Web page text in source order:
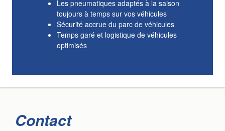
Les pneumatiques adaptés à la saison
toujours à temps sur vos véhicules
Sécurité accrue du parc de véhicules
Temps garé et logistique de véhicules
optimisés
Contact